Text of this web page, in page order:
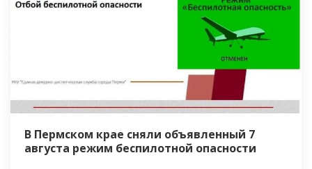
В Пермском крае сняли объявленный 7
августа режим беспилотной опасности